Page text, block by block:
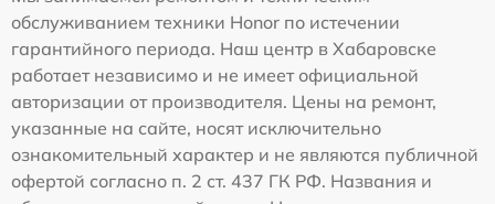
обслуживанием техники Honor по истечении
гарантийного периода. Наш центр в Хабаровске
работает независимо и не имеет официальной
авторизации от производителя. Цены на ремонт,
указанные на сайте, носят исключительно
ознакомительный характер и не являются публичной
офертой согласно п. 2 ст. 437 ГК РФ. Названия и